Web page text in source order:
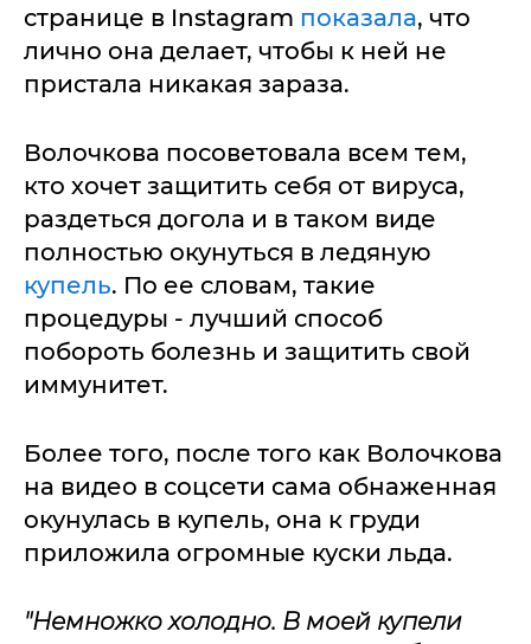
странице в Instagram показала, что
лично она делает, чтобы к ней не
пристала никакая зараза.
Волочкова посоветовала всем тем,
кто хочет защитить себя от вируса,
раздеться догола и в таком виде
полностью окунуться в ледяную
купель. По ее словам, такие
процедуры - лучший способ
побороть болезнь и защитить свой
иммунитет.
Более того, после того как Волочкова
на видео в соцсети сама обнаженная
окунулась в купель, она к груди
приложила огромные куски льда.
"Немножко холодно. В моей купели